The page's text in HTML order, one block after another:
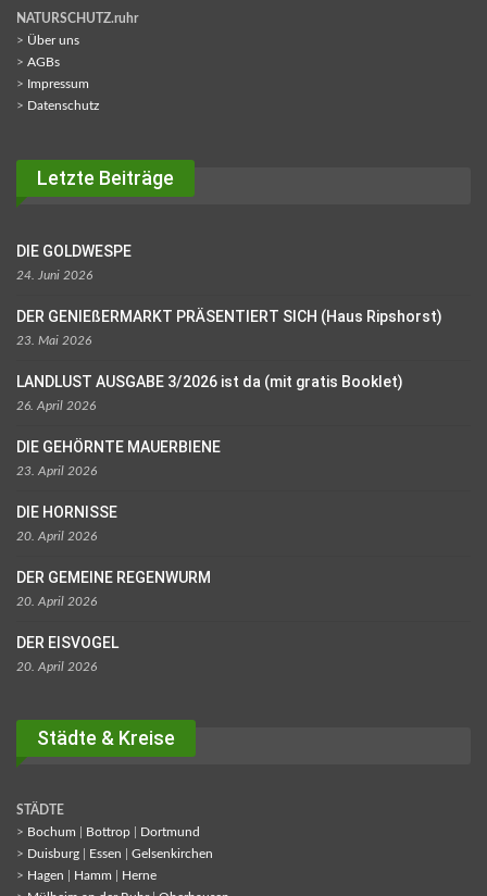
NATURSCHUTZ.ruhr
> Über uns
> AGBs
> Impressum
> Datenschutz
Letzte Beiträge
DIE GOLDWESPE
24. Juni 2026
DER GENIEßERMARKT PRÄSENTIERT SICH (Haus Ripshorst)
23. Mai 2026
LANDLUST AUSGABE 3/2026 ist da (mit gratis Booklet)
26. April 2026
DIE GEHÖRNTE MAUERBIENE
23. April 2026
DIE HORNISSE
20. April 2026
DER GEMEINE REGENWURM
20. April 2026
DER EISVOGEL
20. April 2026
Städte & Kreise
STÄDTE
> Bochum Bottrop
Dortmund
> Duisburg Essen
Gelsenkirchen
> Hagen Hamm
Herne